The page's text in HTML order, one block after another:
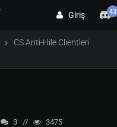
Giriş 43
CS Anti-Hile Clientleri
3 3475